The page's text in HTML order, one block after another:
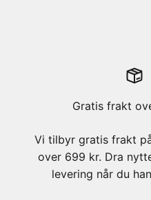
Gratis frakt
Vi tilbyr gratis frakt
over 699 kr. Dra
levering når du